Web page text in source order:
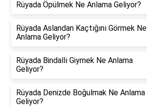
Rüyada Öpülmek Ne Anlama Geliyor?
Rüyada Aslandan Kaçtığını Görmek Ne
Anlama Geliyor?
Rüyada Bindallı Giymek Ne Anlama
Geliyor?
Rüyada Denizde Boğulmak Ne Anlama
Geliyor?